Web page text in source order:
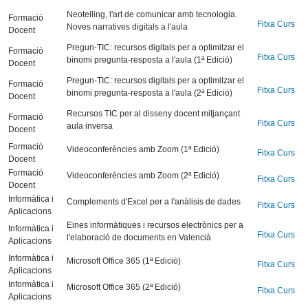
Formació
Docent
Neotelling, l'art de comunicar amb tecnologia.
Noves narratives digitals a l'aula
Fitxa Curs
Formació
Docent
Pregun-TIC: recursos digitals per a optimitzar el
binomi pregunta-resposta a l'aula (1ª Edició)
Fitxa Curs
Formació
Docent
Pregun-TIC: recursos digitals per a optimitzar el
binomi pregunta-resposta a l'aula (2ª Edició)
Fitxa Curs
Formació
Docent
Recursos TIC per al disseny docent mitjançant
aula inversa
Fitxa Curs
Formació
Docent
Videoconferències amb Zoom (1ª Edició) Fitxa Curs
Formació
Docent
Videoconferències amb Zoom (2ª Edició) Fitxa Curs
Informàtica i
Aplicacions
Complements d'Excel per a l'anàlisis de dades Fitxa Curs
Informàtica i
Aplicacions
Eines informàtiques i recursos electrònics per a
l'elaboració de documents en Valencià
Fitxa Curs
Informàtica i
Aplicacions
Microsoft Office 365 (1ª Edició) Fitxa Curs
Informàtica i
Aplicacions
Microsoft Office 365 (2ª Edició) Fitxa Curs